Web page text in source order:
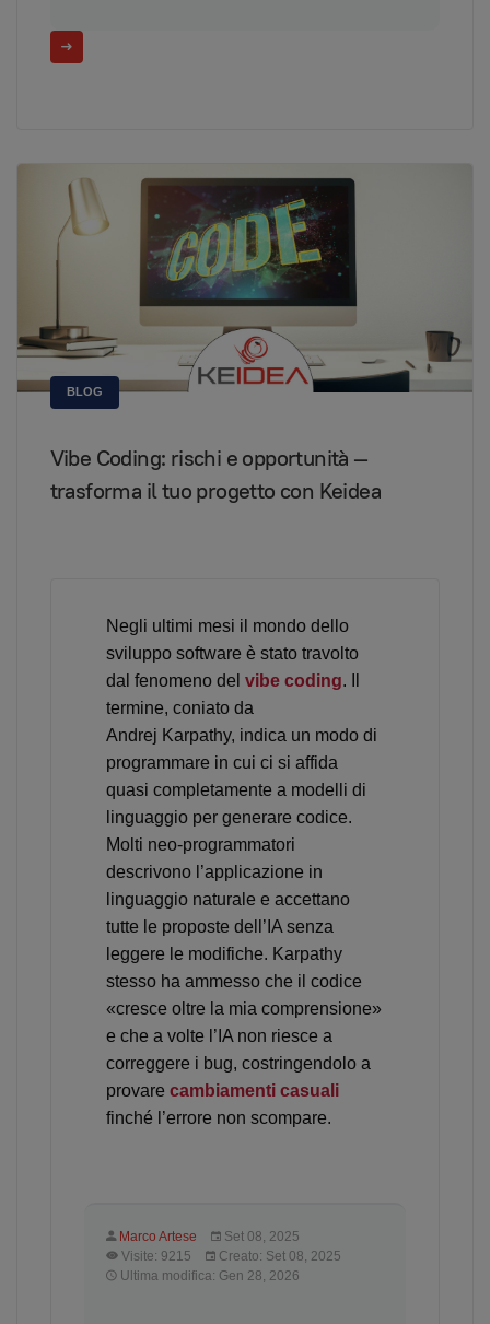
BLOG
Vibe Coding: rischi e opportunità —
trasforma il tuo progetto con Keidea
Negli ultimi mesi il mondo dello
sviluppo software è stato travolto
dal fenomeno del vibe coding. Il
termine, coniato da
Andrej Karpathy, indica un modo di
programmare in cui ci si affida
quasi completamente a modelli di
linguaggio per generare codice.
Molti neo‑programmatori
descrivono l’applicazione in
linguaggio naturale e accettano
tutte le proposte dell’IA senza
leggere le modifiche. Karpathy
stesso ha ammesso che il codice
«cresce oltre la mia comprensione»
e che a volte l’IA non riesce a
correggere i bug, costringendolo a
provare cambiamenti casuali
finché l’errore non scompare.
Marco Artese
Set 08, 2025
Visite: 9215
Creato: Set 08, 2025
Ultima modifica: Gen 28, 2026